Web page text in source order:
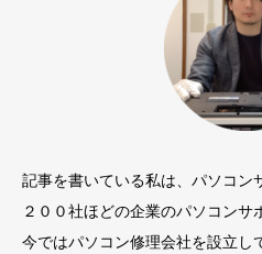
記事を書いている私は、パソコン
２００社ほどの企業のパソコンサ
今ではパソコン修理会社を設立し